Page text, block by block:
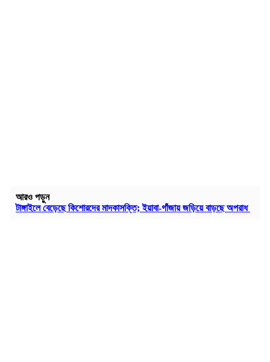
আরও পড়ুন
টাঙ্গাইলে বেড়েছে কিশোরদের মাদকাসক্তি; ইয়াবা-গাঁজায় জড়িয়ে বাড়ছে অপরাধ